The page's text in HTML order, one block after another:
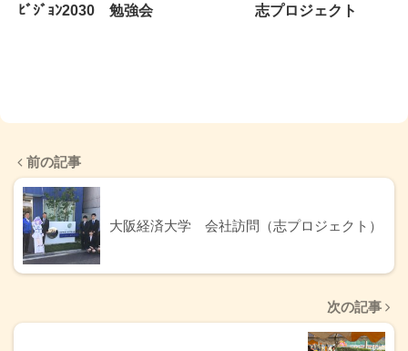
ﾋﾞｼﾞｮﾝ2030 勉強会 志プロジェクト
前の記事
大阪経済大学 会社訪問（志プロジェクト）
次の記事